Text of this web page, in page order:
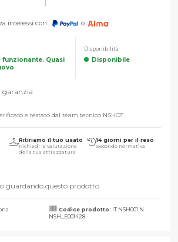
interessi con o
funzionante. Quasi
Disponibilità
Disponibile
garanzia
e testato dal team tecnico NSHOT
Ritiriamo il tuo usato
Richiedi la valutazione
della tua attrezzatura
14 giorni per il reso
Secondo normativa
guardando questo prodotto
Codice prodotto: IT NSH001 N
NSH_E001428